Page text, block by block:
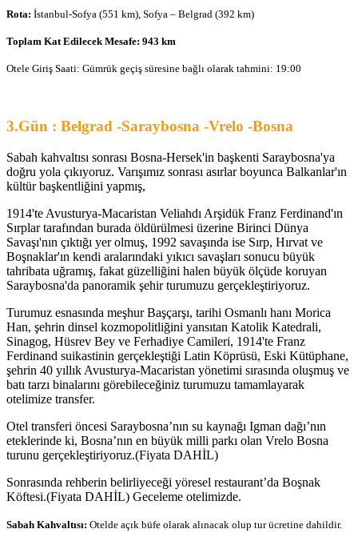
Rota: İstanbul-Sofya (551 km), Sofya – Belgrad (392 km)
Toplam Kat Edilecek Mesafe: 943 km
Otele Giriş Saati: Gümrük geçiş süresine bağlı olarak tahmini: 19:00
3.Gün : Belgrad -Saraybosna -Vrelo -Bosna
Sabah kahvaltısı sonrası Bosna-Hersek'in başkenti Saraybosna'ya
doğru yola çıkıyoruz. Varışımız sonrası asırlar boyunca Balkanlar'ın
kültür başkentliğini yapmış,
1914'te Avusturya-Macaristan Veliahdı Arşidük Franz Ferdinand'ın
Sırplar tarafından burada öldürülmesi üzerine Birinci Dünya
Savaşı'nın çıktığı yer olmuş, 1992 savaşında ise Sırp, Hırvat ve
Boşnaklar'ın kendi aralarındaki yıkıcı savaşları sonucu büyük
tahribata uğramış, fakat güzelliğini halen büyük ölçüde koruyan
Saraybosna'da panoramik şehir turumuzu gerçekleştiriyoruz.
Turumuz esnasında meşhur Başçarşı, tarihi Osmanlı hanı Morica
Han, şehrin dinsel kozmopolitliğini yansıtan Katolik Katedrali,
Sinagog, Hüsrev Bey ve Ferhadiye Camileri, 1914'te Franz
Ferdinand suikastinin gerçekleştiği Latin Köprüsü, Eski Kütüphane,
şehrin 40 yıllık Avusturya-Macaristan yönetimi sırasında oluşmuş ve
batı tarzı binalarını görebileceğiniz turumuzu tamamlayarak
otelimize transfer.
Otel transferi öncesi Saraybosna’nın su kaynağı Igman dağı’nın
eteklerinde ki, Bosna’nın en büyük milli parkı olan Vrelo Bosna
turunu gerçekleştiriyoruz.(Fiyata DAHİL)
Sonrasında rehberin belirliyeceği yöresel restaurant’da Boşnak
Köftesi.(Fiyata DAHİL) Geceleme otelimizde.
Sabah Kahvaltısı: Otelde açık büfe olarak alınacak olup tur ücretine dahildir.